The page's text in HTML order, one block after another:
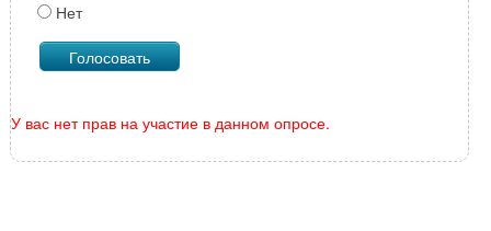
Нет
У вас нет прав на участие в данном опросе.